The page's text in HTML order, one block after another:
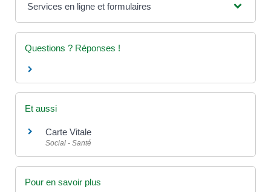
Services en ligne et formulaires
Questions ? Réponses !
Et aussi
Carte Vitale
Social - Santé
Pour en savoir plus